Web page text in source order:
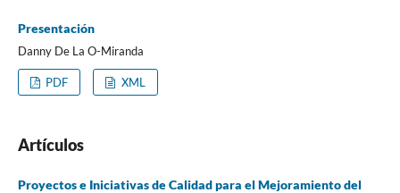
Presentación
Danny De La O-Miranda
PDF XML
Artículos
Proyectos e Iniciativas de Calidad para el Mejoramiento del